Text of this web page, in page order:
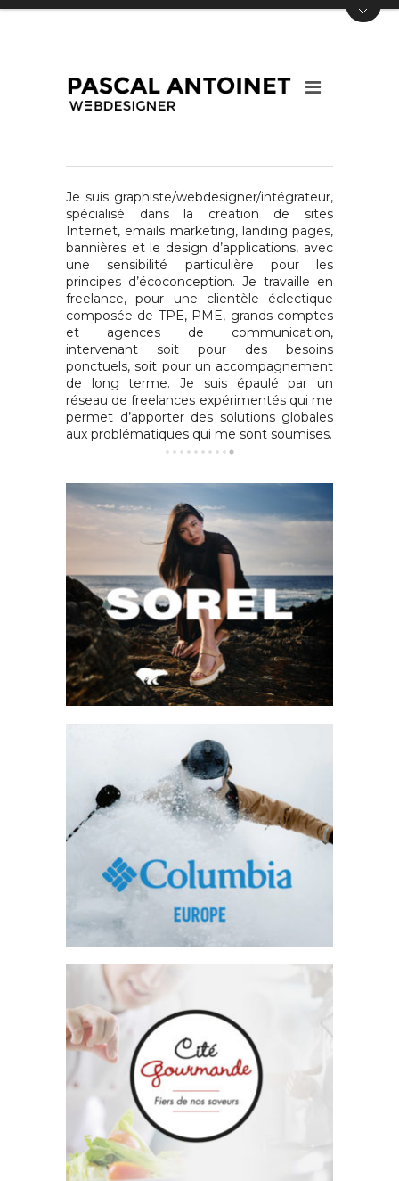
Je suis graphiste/webdesigner/intégrateur,
spécialisé dans la création de sites
Internet, emails marketing, landing pages,
bannières et le design d’applications, avec
une sensibilité particulière pour les
principes d’écoconception. Je travaille en
freelance, pour une clientèle éclectique
composée de TPE, PME, grands comptes
et agences de communication,
intervenant soit pour des besoins
ponctuels, soit pour un accompagnement
de long terme. Je suis épaulé par un
réseau de freelances expérimentés qui me
permet d’apporter des solutions globales
aux problématiques qui me sont soumises.
Sorel Footwear
Emailing
Columbia Sportswear
Cité Gourmande
Site Internet